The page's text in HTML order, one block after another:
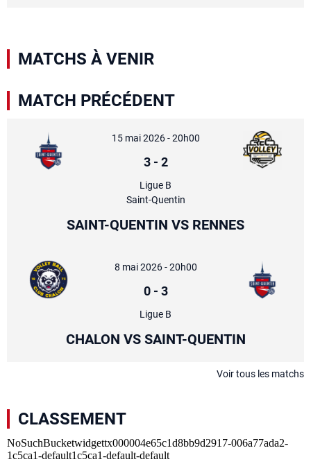
MATCHS À VENIR
MATCH PRÉCÉDENT
15 mai 2026 - 20h00
3- 2
Ligue B
Saint-Quentin
SAINT-QUENTIN VS RENNES
8 mai 2026 - 20h00
0- 3
Ligue B
CHALON VS SAINT-QUENTIN
Voir tous les matchs
CLASSEMENT